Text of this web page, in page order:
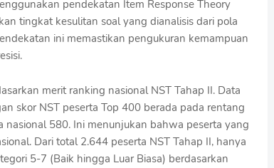
pendekatan Item Response Theory
tingkat kesulitan soal yang dianalisis dari pola
ini memastikan pengukuran kemampuan
merit ranking nasional NST Tahap II. Data
skor NST peserta Top 400 berada pada rentang
580. Ini menunjukan bahwa peserta yang
Dari total 2.644 peserta NST Tahap II, hanya
5-7 (Baik hingga Luar Biasa) berdasarkan